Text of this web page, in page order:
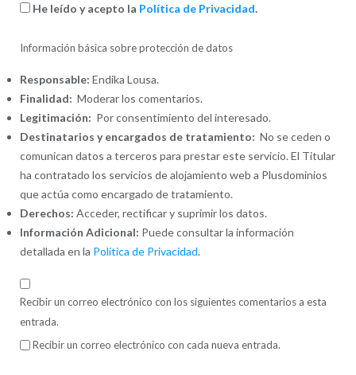
He leído y acepto la Política de Privacidad.
Información básica sobre protección de datos
Responsable: Endika Lousa.
Finalidad: Moderar los comentarios.
Legitimación: Por consentimiento del interesado.
Destinatarios y encargados de tratamiento: No se ceden o
comunican datos a terceros para prestar este servicio. El Titular
ha contratado los servicios de alojamiento web a Plusdominios
que actúa como encargado de tratamiento.
Derechos: Acceder, rectificar y suprimir los datos.
Información Adicional: Puede consultar la información
detallada en la Política de Privacidad.
Recibir un correo electrónico con los siguientes comentarios a esta
entrada.
Recibir un correo electrónico con cada nueva entrada.